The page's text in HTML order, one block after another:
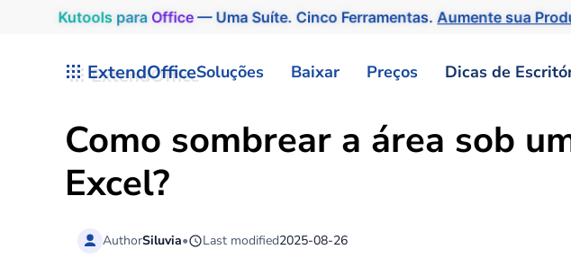
Kutools para Office— Uma Suíte. Cinco Ferramentas. Aumente sua
ExtendOfficeSoluções Baixar Preços Dicas de
Como sombrear a área sob
Excel?
AuthorSiluvia• Last modified2025-08-26